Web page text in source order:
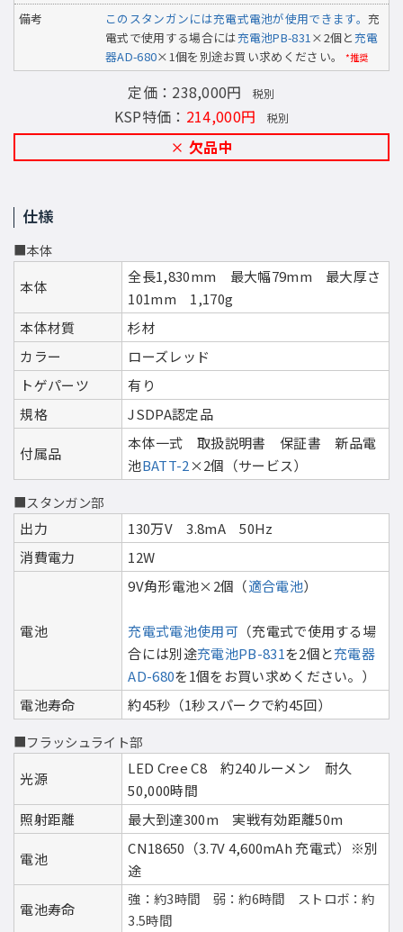
備考
このスタンガンには充電式電池が使用できます。充
電式で使用する場合には充電池PB-831×2個と充電
器AD-680×1個を別途お買い求めください。 *推奨
定価：238,000円 税別
KSP特価： 214,000円 税別
欠品中
仕様
■本体
本体
全長1,830mm 最大幅79mm 最大厚さ
101mm 1,170g
本体材質
杉材
カラー
ローズレッド
トゲパーツ
有り
規格
JSDPA認定品
付属品
本体一式 取扱説明書 保証書 新品電
池BATT-2×2個（サービス）
■スタンガン部
出力
130万V 3.8mA 50Hz
消費電力
12W
電池
9V角形電池×2個（適合電池）
充電式電池使用可 （充電式で使用する場
合には別途充電池PB-831を2個と充電器
AD-680を1個をお買い求めください。）
電池寿命
約45秒（1秒スパークで約45回）
■フラッシュライト部
光源
LED Cree C8 約240ルーメン 耐久
50,000時間
照射距離
最大到達300m 実戦有効距離50m
電池
CN18650（3.7V 4,600mAh 充電式）※別
途
電池寿命
強：約3時間 弱：約6時間 ストロボ：約
3.5時間